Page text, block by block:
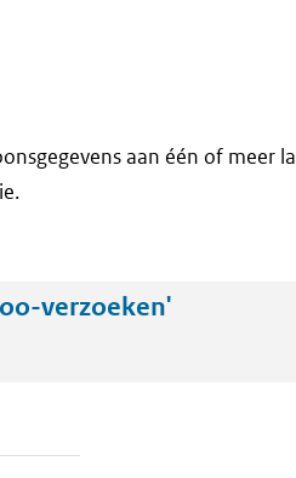
aan één of meer
verzoeken'